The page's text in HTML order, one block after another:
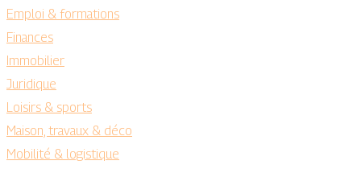
Emploi & formations
Finances
Immobilier
Juridique
Loisirs & sports
Maison, travaux & déco
Mobilité & logistique